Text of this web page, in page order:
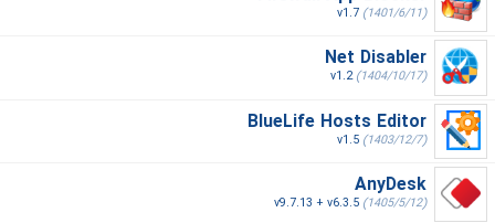
v1.7 (1401/6/11)
Net Disabler
v1.2(1404/10/17)
BlueLife Hosts Editor
v1.5 (1403/12/7)
AnyDesk
v9.7.13 + v6.3.5 (1405/5/12)